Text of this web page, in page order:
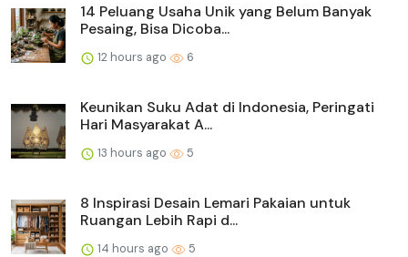
14 Peluang Usaha Unik yang Belum Banyak
Pesaing, Bisa Dicoba...
12 hours ago 6
Keunikan Suku Adat di Indonesia, Peringati
Hari Masyarakat A...
13 hours ago 5
8 Inspirasi Desain Lemari Pakaian untuk
Ruangan Lebih Rapi d...
14 hours ago 5